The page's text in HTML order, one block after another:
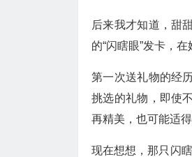
后来我才知道，甜
的“闪瞎眼”发卡，
第一次送礼物的经
挑选的礼物，即使
再精美，也可能适得
现在想想，那只闪